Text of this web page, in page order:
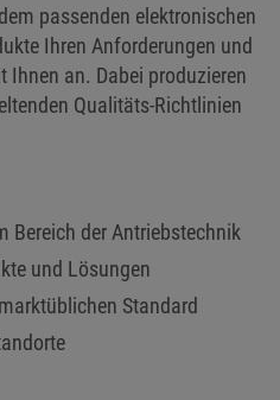
passenden elektronischen
Ihren Anforderungen und
an. Dabei produzieren
Qualitäts-Richtlinien
Bereich der Antriebstechnik
und Lösungen
Standard